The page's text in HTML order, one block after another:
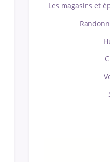
Les magasins et